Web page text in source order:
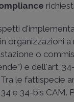
organizzazioni a
o
e dell'art.
Tra le fattispecie
e 34-bis